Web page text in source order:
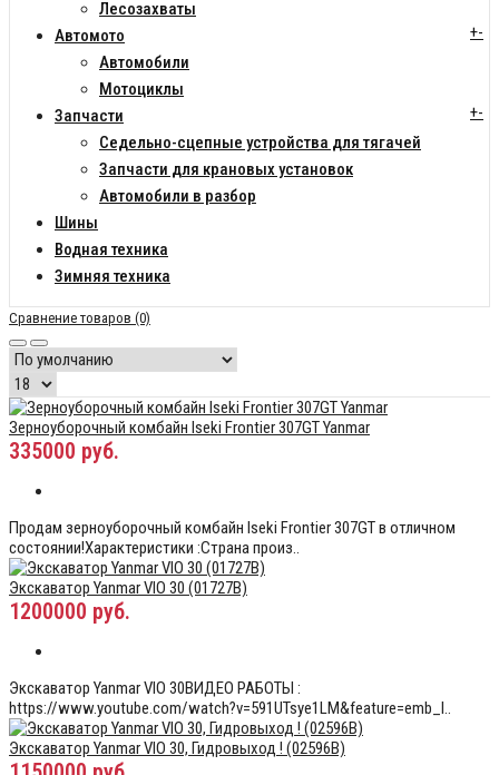
Лесозахваты
Автомото
+-
Автомобили
Мотоциклы
Запчасти
+-
Седельно-сцепные устройства для тягачей
Запчасти для крановых установок
Автомобили в разбор
Шины
Водная техника
Зимняя техника
Сравнение товаров (0)
Зерноуборочный комбайн Iseki Frontier 307GT Yanmar
335000 руб.
Продам зерноуборочный комбайн Iseki Frontier 307GT в отличном
состоянии!Характеристики :Страна произ..
Экскаватор Yanmar VIO 30 (01727B)
1200000 руб.
Экскаватор Yanmar VIO 30ВИДЕО РАБОТЫ :
https://www.youtube.com/watch?v=591UTsye1LM&feature=emb_l..
Экскаватор Yanmar VIO 30, Гидровыход ! (02596В)